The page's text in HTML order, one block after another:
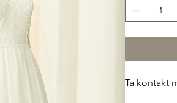
Ta kontakt